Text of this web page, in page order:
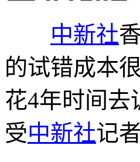
中新社
的试错成本
花4年时间去
受中新社记